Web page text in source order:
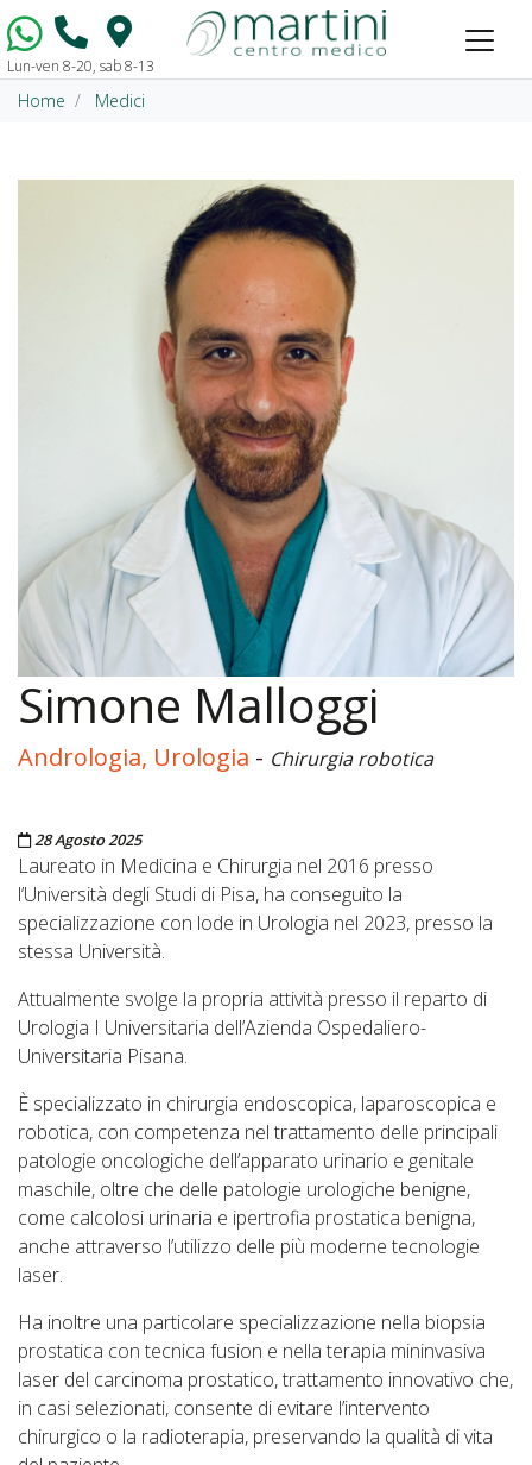
Vai al contenuto
Lun-ven 8-20, sab 8-13
Home Medici
Simone Malloggi
Andrologia, Urologia - Chirurgia robotica
Pubblicato il
28 Agosto 2025
Laureato in Medicina e Chirurgia nel 2016 presso
l’Università degli Studi di Pisa, ha conseguito la
specializzazione con lode in Urologia nel 2023, presso la
stessa Università.
Attualmente svolge la propria attività presso il reparto di
Urologia I Universitaria dell’Azienda Ospedaliero-
Universitaria Pisana.
È specializzato in chirurgia endoscopica, laparoscopica e
robotica, con competenza nel trattamento delle principali
patologie oncologiche dell’apparato urinario e genitale
maschile, oltre che delle patologie urologiche benigne,
come calcolosi urinaria e ipertrofia prostatica benigna,
anche attraverso l’utilizzo delle più moderne tecnologie
laser.
Ha inoltre una particolare specializzazione nella biopsia
prostatica con tecnica fusion e nella terapia mininvasiva
laser del carcinoma prostatico, trattamento innovativo che,
in casi selezionati, consente di evitare l’intervento
chirurgico o la radioterapia, preservando la qualità di vita